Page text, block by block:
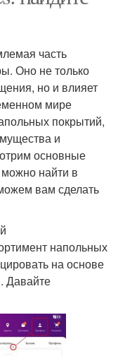
часть
Оно не только
но и влияет
мире
покрытий,
и
основные
найти в
вам сделать
напольных
на основе
Давайте